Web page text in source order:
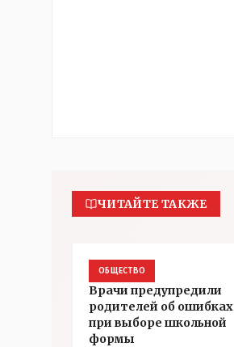
ЧИТАЙТЕ ТАКЖЕ
ОБЩЕСТВО
Врачи предупредили
родителей об ошибках
при выборе школьной
формы